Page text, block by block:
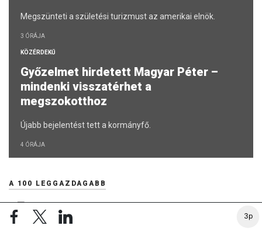
3p
Megszünteti a születési turizmust az amerikai elnök.
3 ÓRÁJA
KÖZÉRDEKŰ
Győzelmet hirdetett Magyar Péter –
mindenki visszatérhet a
megszokotthoz
Újabb bejelentést tett a kormányfő.
4 ÓRÁJA
A 100 LEGGAZDAGABB
szolgáltatást a Disney